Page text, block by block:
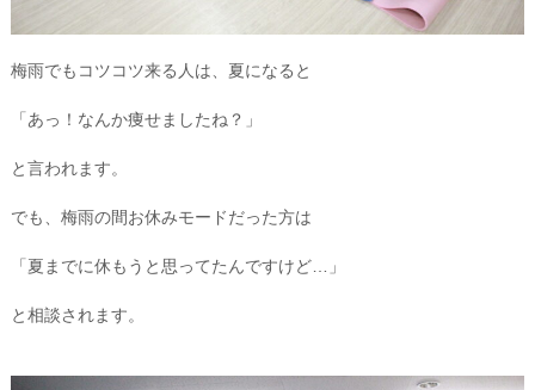
梅雨でもコツコツ来る人は、夏になると
「あっ！なんか痩せましたね？」
と言われます。
でも、梅雨の間お休みモードだった方は
「夏までに休もうと思ってたんですけど…」
と相談されます。